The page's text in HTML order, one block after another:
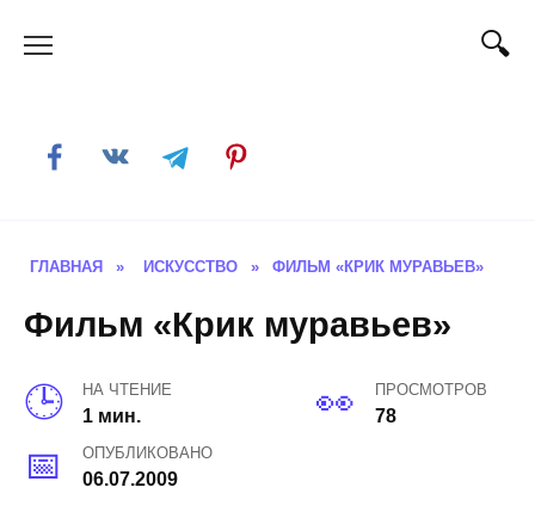
ГЛАВНАЯ » ИСКУССТВО » ФИЛЬМ «КРИК МУРАВЬЕВ»
Фильм «Крик муравьев»
НА ЧТЕНИЕ
1 мин.
ПРОСМОТРОВ
78
ОПУБЛИКОВАНО
06.07.2009